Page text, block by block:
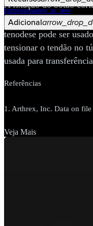
Empregosopen_in_new
Adicional
A fixação do botão
cavidade óssea,
tenodese pode ser
tensionar o tendão no
usada para
Referências
1. Arthrex, Inc. Data on
Veja Mais